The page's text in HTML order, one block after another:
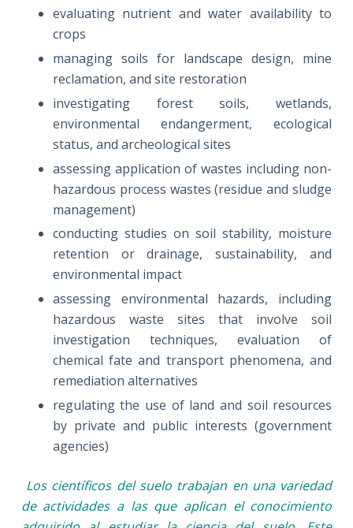
evaluating nutrient and water availability to
crops
managing soils for landscape design, mine
reclamation, and site restoration
investigating forest soils, wetlands,
environmental endangerment, ecological
status, and archeological sites
assessing application of wastes including non-
hazardous process wastes (residue and sludge
management)
conducting studies on soil stability, moisture
retention or drainage, sustainability, and
environmental impact
assessing environmental hazards, including
hazardous waste sites that involve soil
investigation techniques, evaluation of
chemical fate and transport phenomena, and
remediation alternatives
regulating the use of land and soil resources
by private and public interests (government
agencies)
Los científicos del suelo trabajan en una variedad
de actividades a las que aplican el conocimiento